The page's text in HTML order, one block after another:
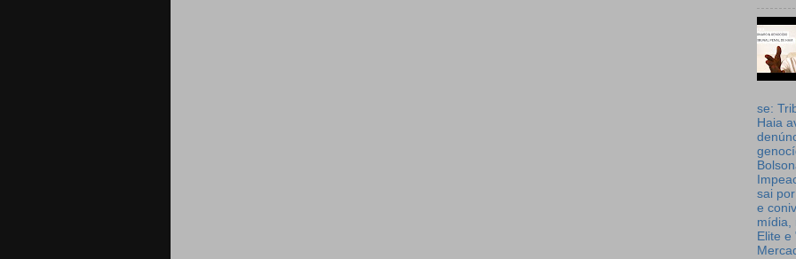
se:
Haia
sai
e
mídia,
Elite e